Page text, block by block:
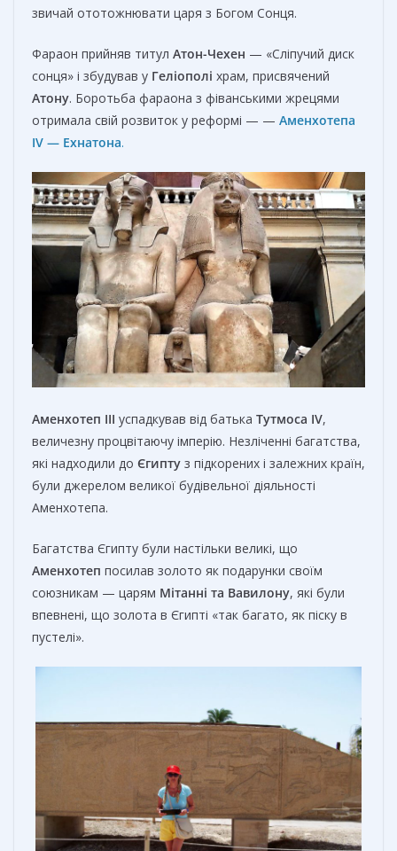
звичай ототожнювати царя з Богом Сонця.
Фараон прийняв титул Атон-Чехен — «Сліпучий диск
сонця» і збудував у Геліополі храм, присвячений
Атону. Боротьба фараона з фіванськими жрецями
отримала свій розвиток у реформі — — Аменхотепа
IV — Ехнатона.
Аменхотеп III успадкував від батька Тутмоса IV,
величезну процвітаючу імперію. Незліченні багатства,
які надходили до Єгипту з підкорених і залежних країн,
були джерелом великої будівельної діяльності
Аменхотепа.
Багатства Єгипту були настільки великі, що
Аменхотеп посилав золото як подарунки своїм
союзникам — царям Мітанні та Вавилону, які були
впевнені, що золота в Єгипті «так багато, як піску в
пустелі».